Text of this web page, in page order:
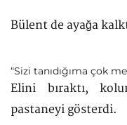
Bülent de ayağa
“Sizi tanıdığıma çok
Elini bıraktı,
pastaneyi gösterdi.